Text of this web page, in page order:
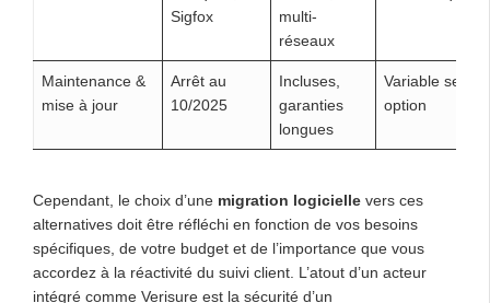
Sigfox
multi-
réseaux
Maintenance &
mise à jour
Arrêt au
10/2025
Incluses,
garanties
longues
Variable selon
option
Cependant, le choix d’une migration logicielle vers ces
alternatives doit être réfléchi en fonction de vos besoins
spécifiques, de votre budget et de l’importance que vous
accordez à la réactivité du suivi client. L’atout d’un acteur
intégré comme Verisure est la sécurité d’un